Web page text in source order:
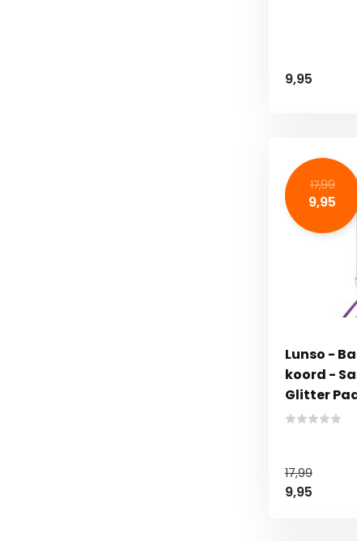
9,95
17,99
9,95
Lunso -
koord -
Glitter
17,99
9,95